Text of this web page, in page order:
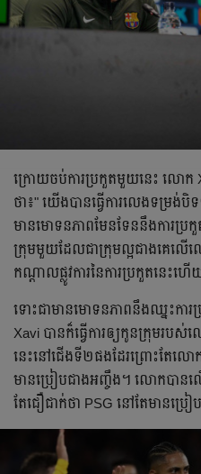
ក្រោយ​ចប់​ការ​ប្រកួត​មួយ​នេះ​ លោក​
ថា​៖" យើង​បាន​ធ្វើ​ការ​លេង​ទម្រង់​បិទ​
មាន​មោទនភាព​មែន​ទែន​នឹង​ការ​ប្
ក្រុម​មួយ​ដែល​ជា​ក្រុម​ល្អ​ជាង​គេ​ល
កណ្ដាល​ផ្លូវការ​នៃ​ការ​ប្រកួត​នេះ​ហ
ទោះ​ជា​មាន​មោទនភាព​នឹង​ឈ្នះ​ការ​
Xavi បាន​ក៏​ធ្វើ​ការ​ឲ្យ​កូន​ក្រុម​របស់​
នេះ​នៅ​ជើង​ទី​២ផង​ដែរ​ព្រោះ​តែ​លោ
មាន​ប្រៀប​ជាង​អញ្ចឹង​។ លោក​បាន​
តែ​ជឿជាក់​ថា​ PSG នៅ​តែ​មាន​ប្រ